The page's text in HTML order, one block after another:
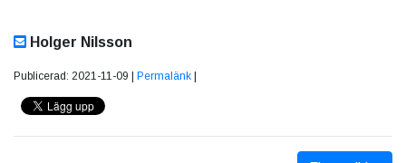
Holger Nilsson
Publicerad: 2021-11-09 | Permalänk